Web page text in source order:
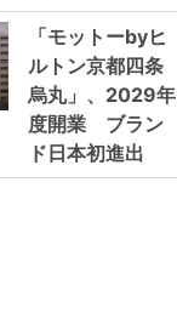
「モットーbyヒ
ルトン京都四条
烏丸」、2029年
度開業 ブラン
ド日本初進出